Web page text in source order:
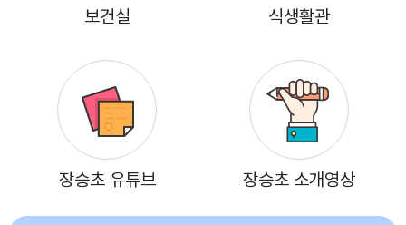
보건실 식생활관
장승초 유튜브 장승초 소개영상